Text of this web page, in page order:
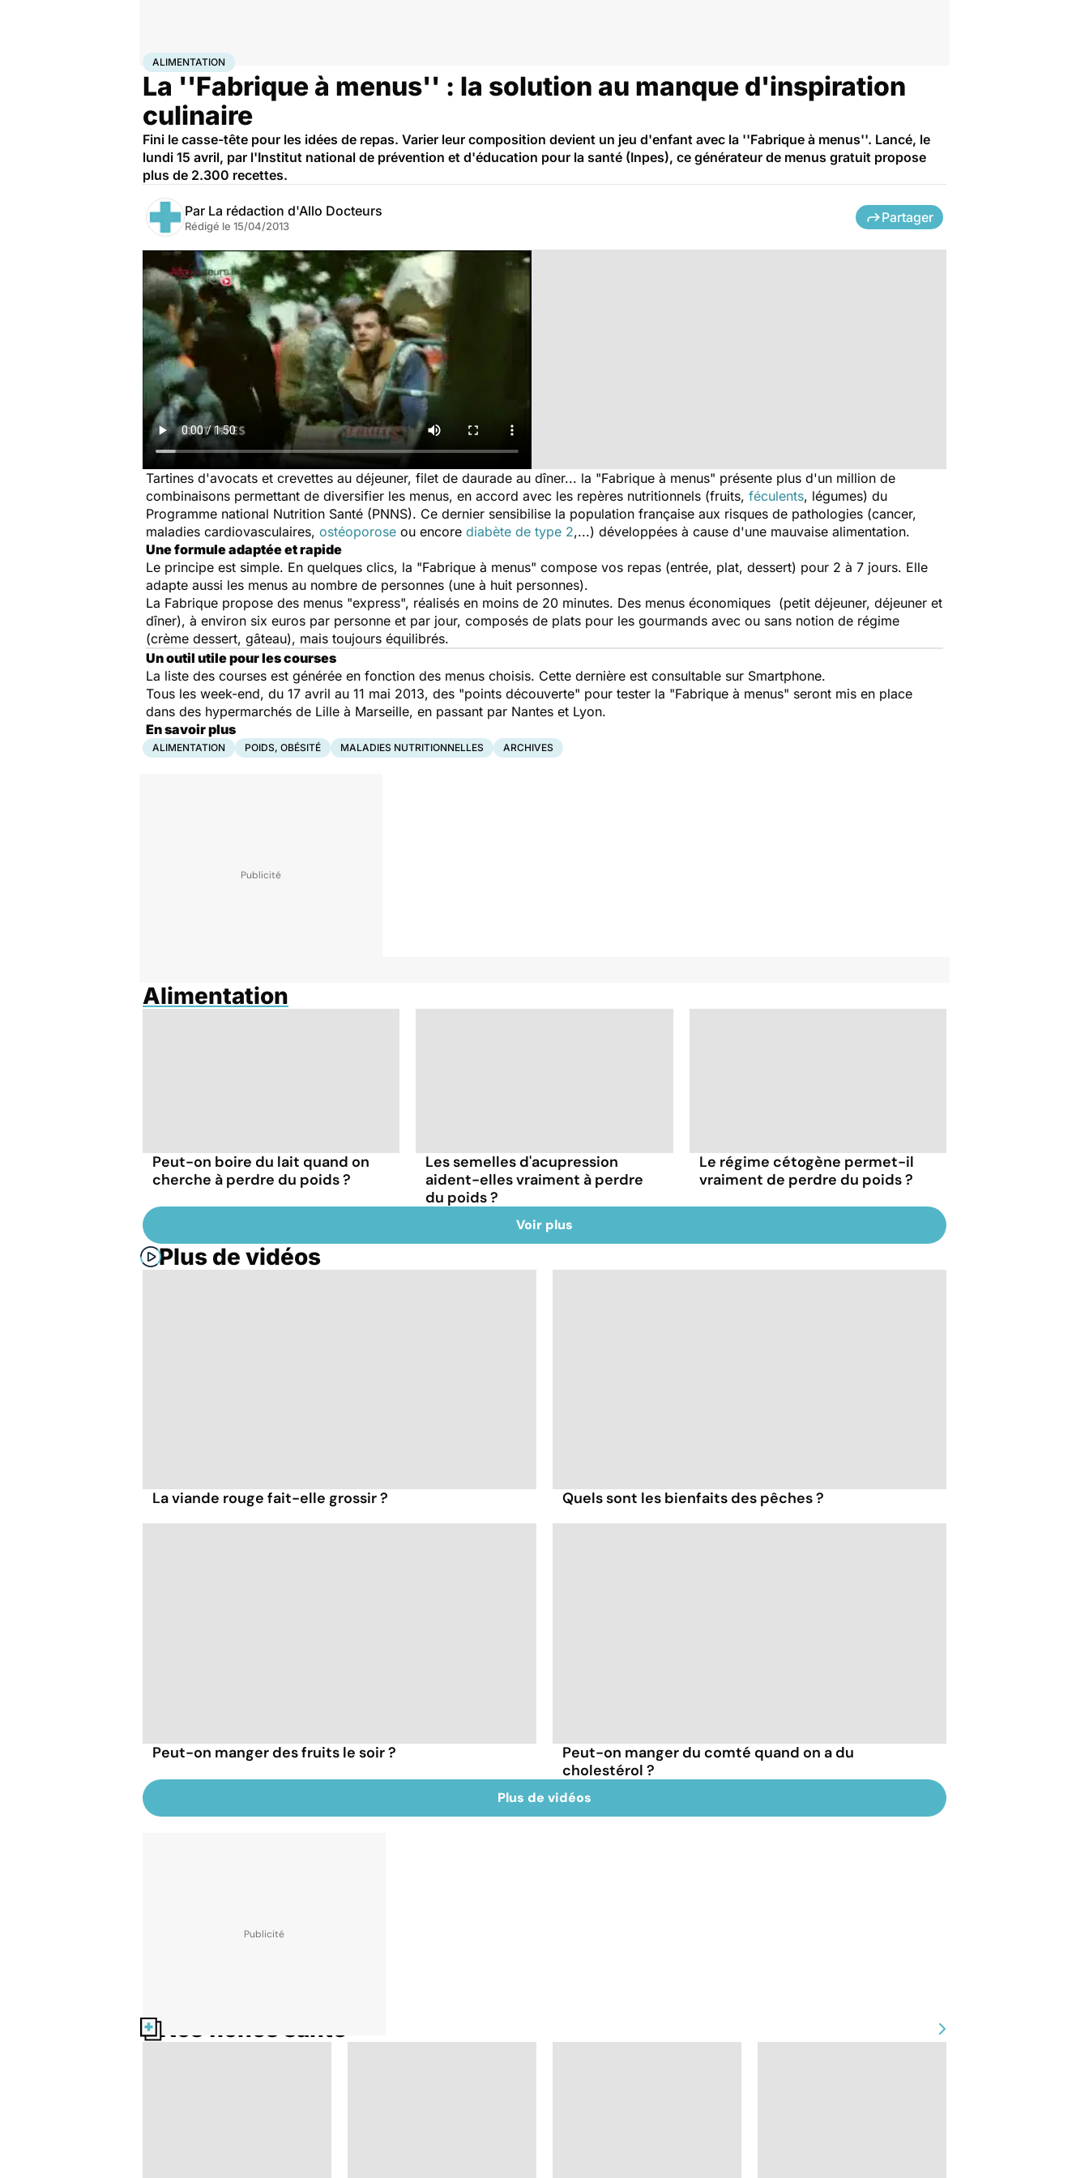
AccueilSantéMaladies
ALIMENTATION
La ''Fabrique à menus'' : la solution au manque d'inspiration
culinaire
Fini le casse-tête pour les idées de repas. Varier leur composition devient un jeu d'enfant avec la ''Fabrique à menus''. Lancé, le
lundi 15 avril, par l'Institut national de prévention et d'éducation pour la santé (Inpes), ce générateur de menus gratuit propose
plus de 2.300 recettes.
Par La rédaction d'Allo Docteurs
Rédigé le 15/04/2013
Partager
Tartines d'avocats et crevettes au déjeuner, filet de daurade au dîner... la "Fabrique à menus" présente plus d'un million de
combinaisons permettant de diversifier les menus, en accord avec les repères nutritionnels (fruits, féculents, légumes) du
Programme national Nutrition Santé (PNNS). Ce dernier sensibilise la population française aux risques de pathologies (cancer,
maladies cardiovasculaires, ostéoporose ou encore diabète de type 2,...) développées à cause d'une mauvaise alimentation.
Une formule adaptée et rapide
Le principe est simple. En quelques clics, la "Fabrique à menus" compose vos repas (entrée, plat, dessert) pour 2 à 7 jours. Elle
adapte aussi les menus au nombre de personnes (une à huit personnes).
La Fabrique propose des menus "express", réalisés en moins de 20 minutes. Des menus économiques (petit déjeuner, déjeuner et
dîner), à environ six euros par personne et par jour, composés de plats pour les gourmands avec ou sans notion de régime
(crème dessert, gâteau), mais toujours équilibrés.
Un outil utile pour les courses
La liste des courses est générée en fonction des menus choisis. Cette dernière est consultable sur Smartphone.
Tous les week-end, du 17 avril au 11 mai 2013, des "points découverte" pour tester la "Fabrique à menus" seront mis en place
dans des hypermarchés de Lille à Marseille, en passant par Nantes et Lyon.
En savoir plus
ALIMENTATION POIDS, OBÉSITÉ MALADIES NUTRITIONNELLES ARCHIVES
Alimentation
Peut-on boire du lait quand on
cherche à perdre du poids ?
Les semelles d'acupression
aident-elles vraiment à perdre
du poids ?
Le régime cétogène permet-il
vraiment de perdre du poids ?
Voir plus
Plus de vidéos
La viande rouge fait-elle grossir ? Quels sont les bienfaits des pêches ?
Peut-on manger des fruits le soir ?
Peut-on manger du comté quand on a du
cholestérol ?
Plus de vidéos
Nos fiches santé